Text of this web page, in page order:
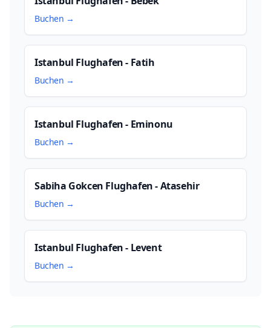
Buchen →
Istanbul Flughafen - Fatih
Buchen →
Istanbul Flughafen - Eminonu
Buchen →
Sabiha Gokcen Flughafen - Atasehir
Buchen →
Istanbul Flughafen - Levent
Buchen →